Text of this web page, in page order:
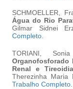
SCHMOELLER,
Água do Rio
Gilmar Sidnei
Completo.
TORIANI,
Organofosforado
Renal e
Therezinha Maria
Trabalho Completo.